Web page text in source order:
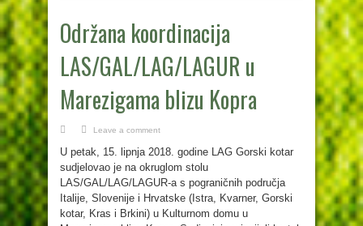
Održana koordinacija
LAS/GAL/LAG/LAGUR u
Marezigama blizu Kopra
Leave a comment
U petak, 15. lipnja 2018. godine LAG Gorski kotar
sudjelovao je na okruglom stolu
LAS/GAL/LAG/LAGUR-a s pograničnih područja
Italije, Slovenije i Hrvatske (Istra, Kvarner, Gorski
kotar, Kras i Brkini) u Kulturnom domu u